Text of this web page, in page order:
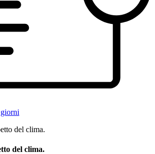
del clima.